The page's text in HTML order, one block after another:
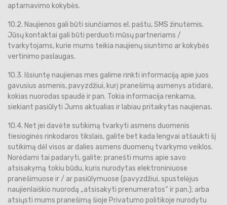
aptarnavimo kokybės.
10.2. Naujienos gali būti siunčiamos el. paštu, SMS žinutėmis.
Jūsų kontaktai gali būti perduoti mūsų partneriams /
tvarkytojams, kurie mums teikia naujienų siuntimo ar kokybės
vertinimo paslaugas.
10.3. Išsiuntę naujienas mes galime rinkti informaciją apie juos
gavusius asmenis, pavyzdžiui, kurį pranešimą asmenys atidarė,
kokias nuorodas spaudė ir pan. Tokia informacija renkama,
siekiant pasiūlyti Jums aktualias ir labiau pritaikytas naujienas.
10.4. Net jei davėte sutikimą tvarkyti asmens duomenis
tiesioginės rinkodaros tikslais, galite bet kada lengvai atšaukti šį
sutikimą dėl visos ar dalies asmens duomenų tvarkymo veiklos.
Norėdami tai padaryti, galite: pranešti mums apie savo
atsisakymą tokiu būdu, kuris nurodytas elektroniniuose
pranešimuose ir / ar pasiūlymuose (pavyzdžiui, spustelėjus
naujienlaiškio nuorodą „atsisakyti prenumeratos“ ir pan.); arba
atsiųsti mums pranešimą šioje Privatumo politikoje nurodytu